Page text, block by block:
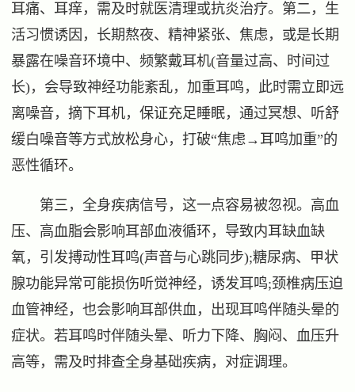
耳痛、耳痒，需及时就医清理或抗炎治疗。第二，生
活习惯诱因，长期熬夜、精神紧张、焦虑，或是长期
暴露在噪音环境中、频繁戴耳机(音量过高、时间过
长)，会导致神经功能紊乱，加重耳鸣，此时需立即远
离噪音，摘下耳机，保证充足睡眠，通过冥想、听舒
缓白噪音等方式放松身心，打破“焦虑→耳鸣加重”的
恶性循环。
第三，全身疾病信号，这一点容易被忽视。高血
压、高血脂会影响耳部血液循环，导致内耳缺血缺
氧，引发搏动性耳鸣(声音与心跳同步);糖尿病、甲状
腺功能异常可能损伤听觉神经，诱发耳鸣;颈椎病压迫
血管神经，也会影响耳部供血，出现耳鸣伴随头晕的
症状。若耳鸣时伴随头晕、听力下降、胸闷、血压升
高等，需及时排查全身基础疾病，对症调理。